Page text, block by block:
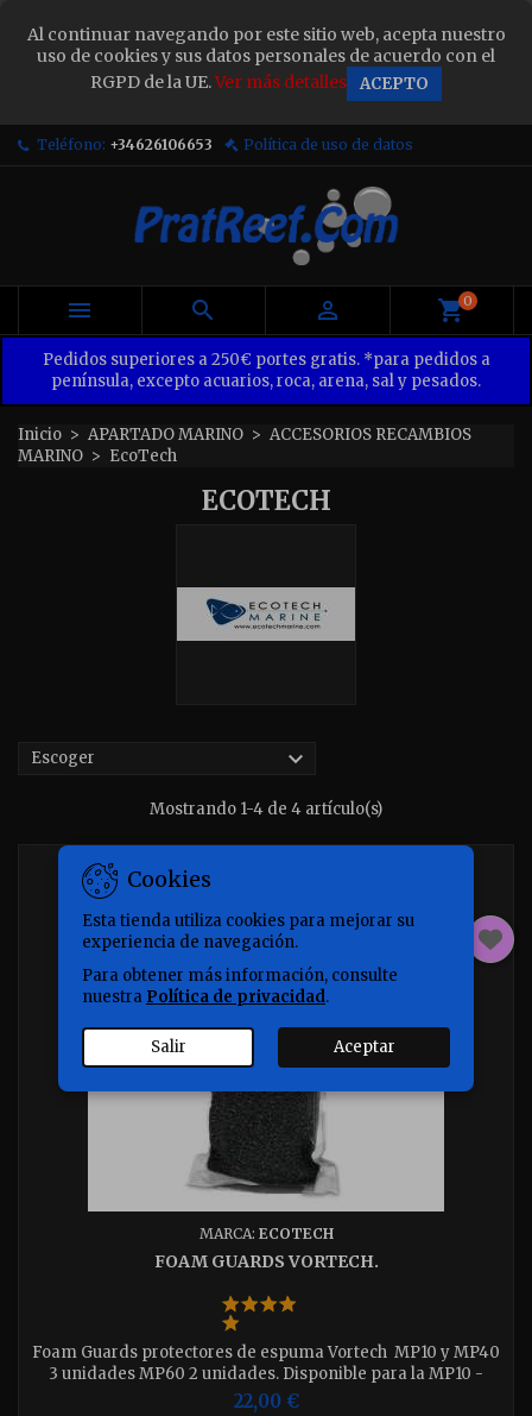
Al continuar navegando por este sitio web, acepta nuestro
uso de cookies y sus datos personales de acuerdo con el
RGPD de la UE.Ver más detalles ACEPTO
Teléfono: +34626106653 Política de uso de datos
   0
Pedidos superiores a 250€ portes gratis. *para pedidos a
península, excepto acuarios, roca, arena, sal y pesados.
Inicio APARTADO MARINO
ACCESORIOS RECAMBIOS
MARINO
EcoTech
ECOTECH
Escoger 
Mostrando 1-4 de 4 artículo(s)
MARCA: ECOTECH
FOAM GUARDS VORTECH.
Foam Guards protectores de espuma Vortech MP10 y MP40
3 unidades MP60 2 unidades. Disponible para la MP10 -
MP40 - MP60 elija la que necesite.
22,00 €
Cookies
Esta tienda utiliza cookies para mejorar su
experiencia de navegación.
Para obtener más información, consulte
nuestra Política de privacidad.
Salir Aceptar
Sign in ×
You need to be logged in to save products in your
wish list.